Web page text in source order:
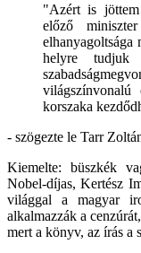
"Azért is
előző
elhanyagoltsága
helyre
korszaka
- szögezte le Tarr
Kiemelte: büszkék
Nobel-díjas, Kertész
világgal a magyar
alkalmazzák a
mert a könyv, az írás a